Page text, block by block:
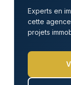
Experts en
cette
projets